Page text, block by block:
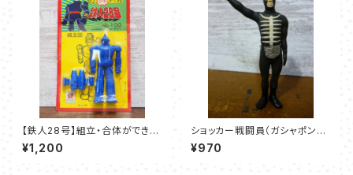
【鉄人28号】組立・合体ができる
消しゴム NO.100
¥1,200
ショッカー戦闘員（ガシャポン）：
仮面ライダー HGシリーズ～ショ
ッカー戦闘員スペシャル～
¥970